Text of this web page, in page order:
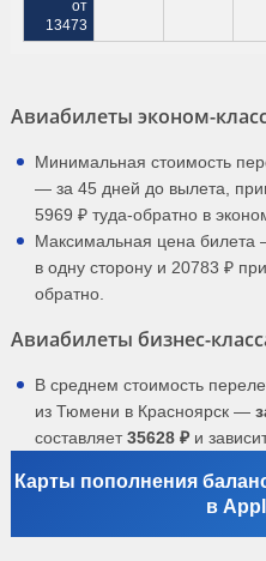
от
13473
Авиабилеты эконом-
Минимальная стоимость
— за 45 дней до вылета,
5969 ₽ туда-обратно в
Максимальная цена билета
в одну сторону и 20783 ₽
обратно.
Авиабилеты бизнес-
В среднем стоимость
из Тюмени в Красноярск —
составляет35628 ₽ и
Карты пополнения
в